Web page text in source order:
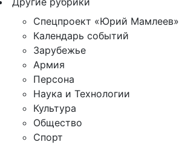
Спецпроект «Юрий Мамлеев»
Календарь событий
Зарубежье
Армия
Персона
Наука и Технологии
Культура
Общество
Спорт